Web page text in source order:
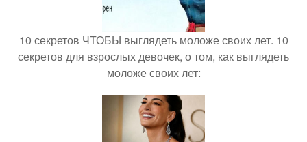
10 секретов ЧТОБЫ выглядеть моложе своих лет. 10
секретов для взрослых девочек, о том, как выглядеть
моложе своих лет: